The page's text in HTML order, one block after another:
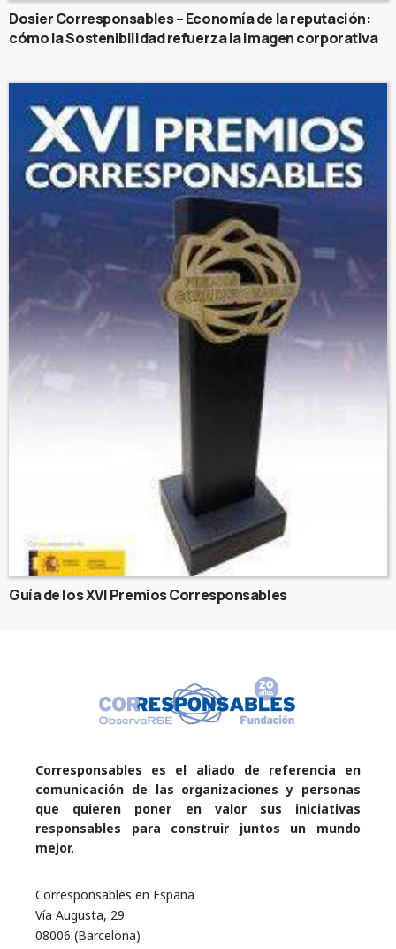
Dosier Corresponsables – Economía de la reputación:
cómo la Sostenibilidad refuerza la imagen corporativa
Guía de los XVI Premios Corresponsables
Corresponsables es el aliado de referencia en
comunicación de las organizaciones y personas
que quieren poner en valor sus iniciativas
responsables para construir juntos un mundo
mejor.
Corresponsables en España
Vía Augusta, 29
08006 (Barcelona)